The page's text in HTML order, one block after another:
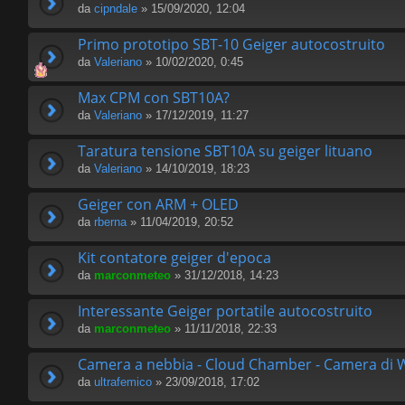
da cipndale » 15/09/2020, 12:04
Primo prototipo SBT-10 Geiger autocostruito
da Valeriano » 10/02/2020, 0:45
Max CPM con SBT10A?
da Valeriano » 17/12/2019, 11:27
Taratura tensione SBT10A su geiger lituano
da Valeriano » 14/10/2019, 18:23
Geiger con ARM + OLED
da rberna» 11/04/2019, 20:52
Kit contatore geiger d'epoca
da marconmeteo » 31/12/2018, 14:23
Interessante Geiger portatile autocostruito
da marconmeteo » 11/11/2018, 22:33
Camera a nebbia - Cloud Chamber - Camera di
da ultrafemico » 23/09/2018, 17:02